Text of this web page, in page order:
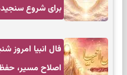
برای شروع
اصلاح مسیر،